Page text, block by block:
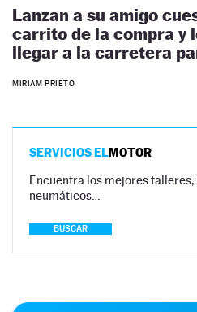
Lanzan a su amigo
carrito de la compra y
llegar a la carretera
MIRIAM PRIETO
SERVICIOS ELMOTOR
Encuentra los mejores
neumáticos…
BUSCAR